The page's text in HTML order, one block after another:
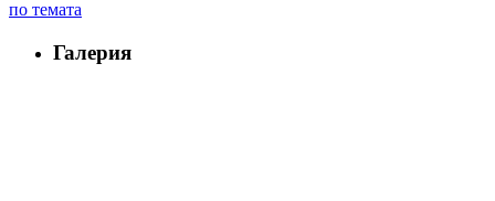
по темата
Галерия